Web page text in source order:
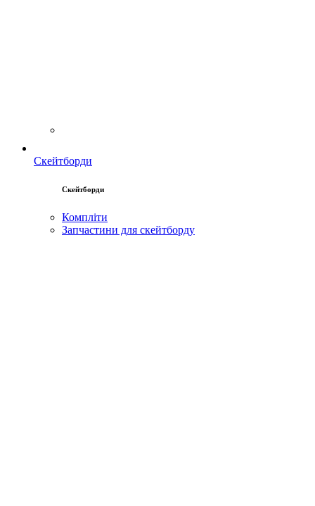
Скейтборди
Скейтборди
Компліти
Запчастини для скейтборду